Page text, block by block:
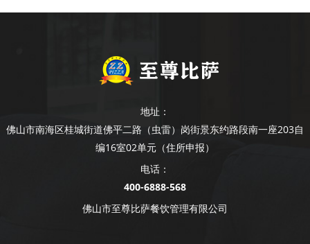
地址：
佛山市南海区桂城街道佛平二路（虫雷）岗街景东约路段南一座203自
编16室02单元（住所申报）
电话：
400-6888-568
佛山市至尊比萨餐饮管理有限公司